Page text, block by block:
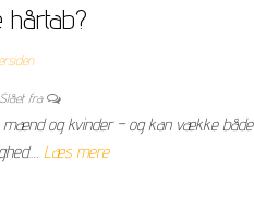
hårtab?
Slået fra
og kvinder – og kan vække både
Læs mere